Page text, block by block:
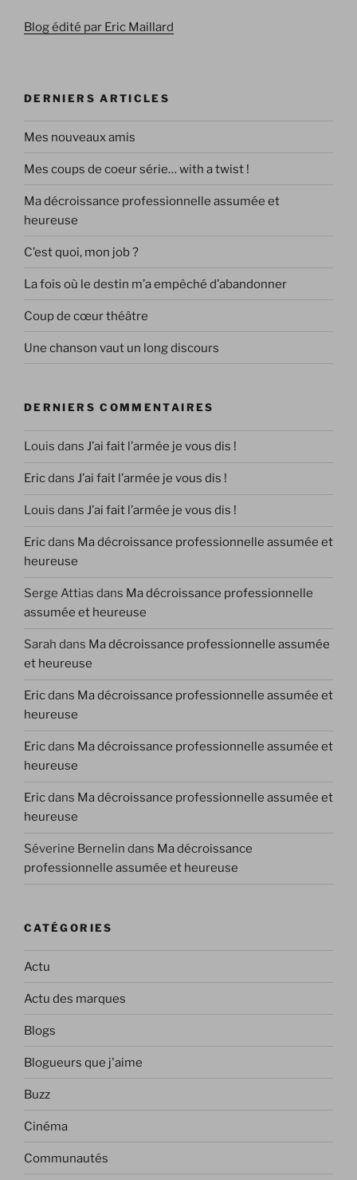
Blog édité par Eric Maillard
DERNIERS ARTICLES
Mes nouveaux amis
Mes coups de coeur série… with a twist !
Ma décroissance professionnelle assumée et
heureuse
C’est quoi, mon job ?
La fois où le destin m’a empêché d’abandonner
Coup de cœur théâtre
Une chanson vaut un long discours
DERNIERS COMMENTAIRES
Louis dans J’ai fait l’armée je vous dis !
Ericdans J’ai fait l’armée je vous dis !
Louis dans J’ai fait l’armée je vous dis !
Ericdans Ma décroissance professionnelle assumée et
heureuse
Serge Attias dans Ma décroissance professionnelle
assumée et heureuse
Sarah dans Ma décroissance professionnelle assumée
et heureuse
Ericdans Ma décroissance professionnelle assumée et
heureuse
Ericdans Ma décroissance professionnelle assumée et
heureuse
Ericdans Ma décroissance professionnelle assumée et
heureuse
Séverine Bernelin dans Ma décroissance
professionnelle assumée et heureuse
CATÉGORIES
Actu
Actu des marques
Blogs
Blogueurs que j'aime
Buzz
Cinéma
Communautés